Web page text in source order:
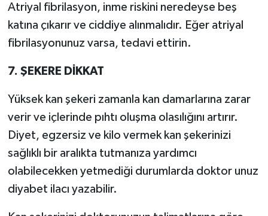
Atriyal fibrilasyon, inme riskini neredeyse beş
katına çıkarır ve ciddiye alınmalıdır. Eğer atriyal
fibrilasyonunuz varsa, tedavi ettirin.
7. ŞEKERE DİKKAT
Yüksek kan şekeri zamanla kan damarlarına zarar
verir ve içlerinde pıhtı oluşma olasılığını artırır.
Diyet, egzersiz ve kilo vermek kan şekerinizi
sağlıklı bir aralıkta tutmanıza yardımcı
olabilecekken yetmediği durumlarda doktor unuz
diyabet ilacı yazabilir.